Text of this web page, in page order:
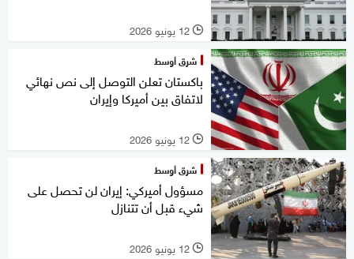
l 12 يونيو 2026
شرق أوسط
باكستان تعلن التوصل إلى نص نهائي
لاتفاق بين أميركا وإيران
l 12 يونيو 2026
شرق أوسط
مسؤول أميركي: إيران لن تحصل على
شيء قبل أن تتنازل
l 12 يونيو 2026